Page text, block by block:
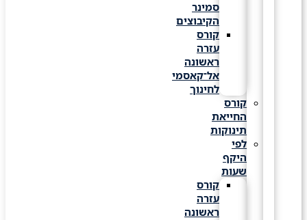
סמינר
הקיבוצים
קורס
עזרה
ראשונה
אל־קאסמי
לחינוך
קורס
החייאת
תינוקות
לפי
היקף
שעות
קורס
עזרה
ראשונה